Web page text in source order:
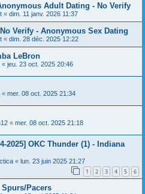
Adult Dating - No Verify
« dim. 11 janv. 2026 11:37
Verify - Anonymous Sex Dating
« dim. 28 déc. 2025 12:22
LeBron
« jeu. 23 oct. 2025 20:46
« mer. 08 oct. 2025 21:34
« mer. 08 oct. 2025 21:18
2025] OKC Thunder (1) - Indiana
« lun. 23 juin 2025 21:27
1 2 3 4 5 6
Spurs/Pacers